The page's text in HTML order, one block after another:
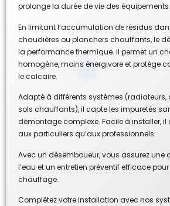
prolonge la durée de vie des équipements.
En limitant l’accumulation de résidus
chaudières ou planchers chauffants, le
la performance thermique. Il permet un
homogène, moins énergivore et protège
le calcaire.
Adapté à différents systèmes
sols chauffants), il capte les impuretés
démontage complexe. Facile à installer, il
aux particuliers qu’aux professionnels.
Avec un désemboueur, vous assurez une
l’eau et un entretien préventif efficace
chauffage.
Complétez votre installation avec nos